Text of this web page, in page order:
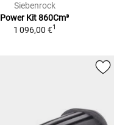
Siebenrock
Power Kit 860Cm³
1 096,00 €1